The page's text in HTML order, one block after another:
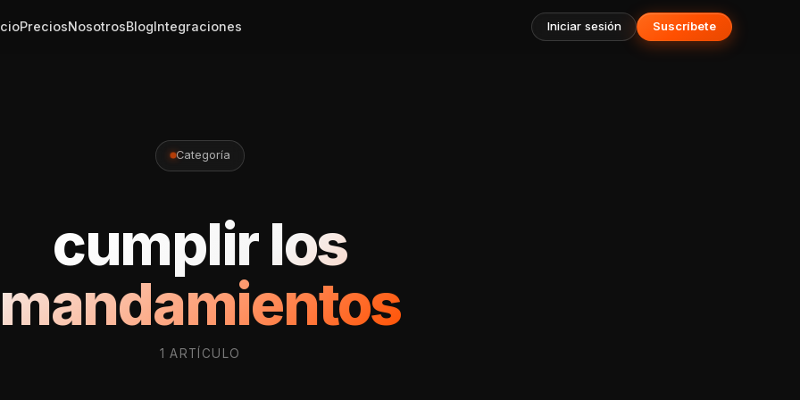
PreciosNosotrosBlogIntegraciones Iniciar sesión Suscríbete
Categoría
cumplir los
1 ARTÍCULO